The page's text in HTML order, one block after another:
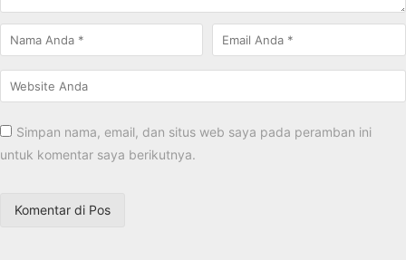
Simpan nama, email, dan situs web saya pada peramban ini
untuk komentar saya berikutnya.